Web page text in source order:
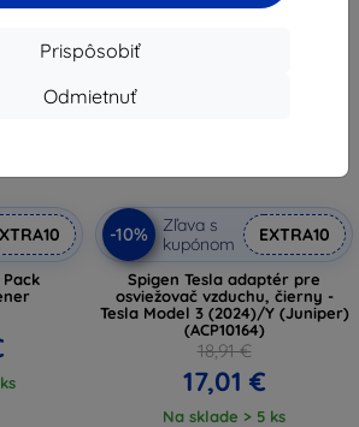
Prispôsobiť
Odmietnuť
-10%
-10%
Zľava s
kupónom
EXTRA10
Spigen Tesla adaptér pre
osviežovač vzduchu, čierny -
Tesla Model 3 (2024)/Y (Juniper)
(ACP10164)
18,91 €
17,01 €
Na sklade > 5 ks